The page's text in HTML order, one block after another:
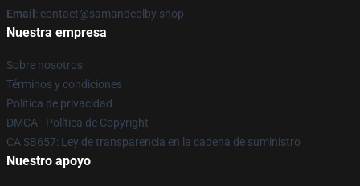
Email : contact@samandcolby.shop
Nuestra empresa
Sobre nosotros
Términos y condiciones
Política de privacidad
DMCA - Política de Copyright
CA SB657: Ley de transparencia en la cadena de suministro
Nuestro apoyo